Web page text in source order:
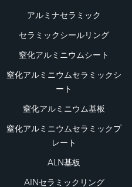
アルミナセラミック
セラミックシールリング
窒化アルミニウムシート
窒化アルミニウムセラミックシ
ート
窒化アルミニウム基板
窒化アルミニウムセラミックプ
レート
ALN基板
AlNセラミックリング